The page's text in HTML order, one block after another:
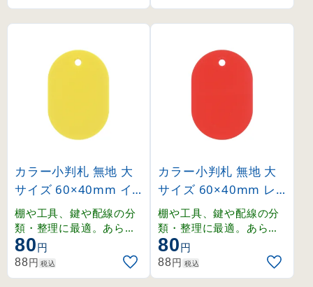
カラー小判札 無地 大
サイズ 60×40mm イ
エロー (200023)
棚や工具、鍵や配線の分
類・整理に最適。あらゆ
る場面で活躍するスチロ
ール製の無地小判札。
80円
88円 税込
カラー小判札 無地 大
サイズ 60×40mm レ
ッド (200024)
棚や工具、鍵や配線の分
類・整理に最適。あらゆ
る場面で活躍するスチロ
ール製の無地小判札。
80円
88円 税込